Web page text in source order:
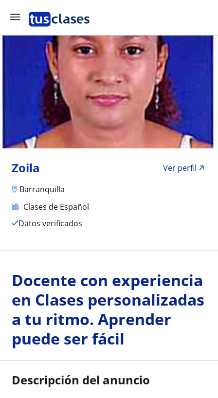
Zoila
Ver perfil
Barranquilla
Clases de Español
Datos verificados
Docente con experiencia
en Clases personalizadas
a tu ritmo. Aprender
puede ser fácil
Descripción del anuncio